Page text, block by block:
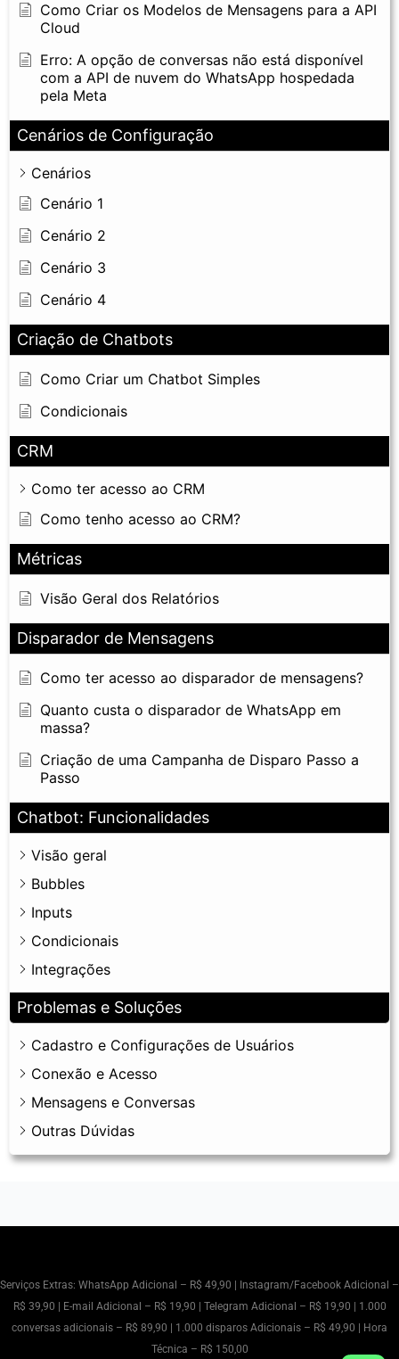
Como Criar os Modelos de Mensagens para a API
Cloud
Erro: A opção de conversas não está disponível
com a API de nuvem do WhatsApp hospedada
pela Meta
Cenários de Configuração
Cenários
Cenário 1
Cenário 2
Cenário 3
Cenário 4
Criação de Chatbots
Como Criar um Chatbot Simples
Condicionais
CRM
Como ter acesso ao CRM
Como tenho acesso ao CRM?
Métricas
Visão Geral dos Relatórios
Disparador de Mensagens
Como ter acesso ao disparador de mensagens?
Quanto custa o disparador de WhatsApp em
massa?
Criação de uma Campanha de Disparo Passo a
Passo
Chatbot: Funcionalidades
Visão geral
Bubbles
Inputs
Condicionais
Integrações
Problemas e Soluções
Cadastro e Configurações de Usuários
Conexão e Acesso
Mensagens e Conversas
Outras Dúvidas
Serviços Extras: WhatsApp Adicional – R$ 49,90 | Instagram/Facebook Adicional –
R$ 39,90 | E-mail Adicional – R$ 19,90 | Telegram Adicional – R$ 19,90 | 1.000
conversas adicionais – R$ 89,90 | 1.000 disparos Adicionais – R$ 49,90 | Hora
Técnica – R$ 150,00